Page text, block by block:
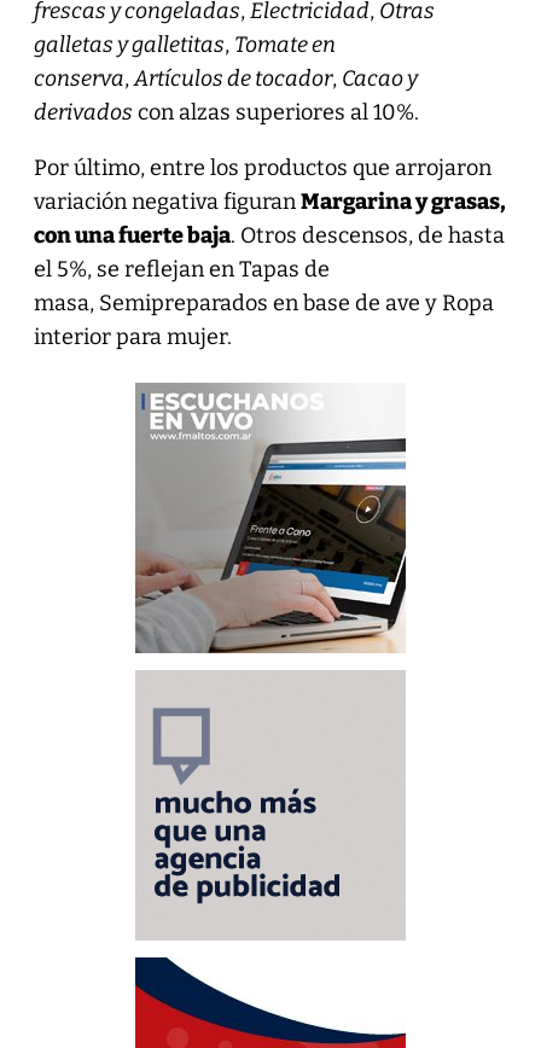
frescas y congeladas,Electricidad, Otras
galletas y galletitas, Tomate en
conserva,Artículos de tocador, Cacao y
derivados con alzas superiores al 10%.
Por último, entre los productos que arrojaron
variación negativa figuranMargarina y grasas,
con una fuerte baja. Otros descensos, de hasta
el 5%, se reflejan en Tapas de
masa, Semipreparados en base de ave y Ropa
interior para mujer.